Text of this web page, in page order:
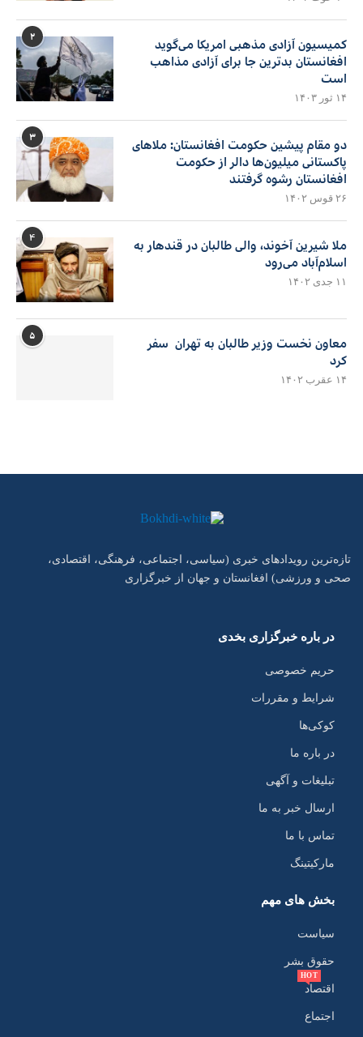
۲
کمیسیون آزادی مذهبی امریکا می‌گوید
افغانستان بدترین جا برای آزادی مذاهب
است
۱۴ ثور ۱۴۰۳
۳
دو مقام پیشین حکومت افغانستان: ملاهای
پاکستانی میلیون‌ها دالر از حکومت
افغانستان رشوه گرفتند
۲۶ قوس ۱۴۰۲
۴
ملا شیرین آخوند، والی طالبان در قندهار به
اسلام‌آباد می‌رود
۱۱ جدی ۱۴۰۲
۵
معاون نخست وزیر طالبان به تهران سفر
کرد
۱۴ عقرب ۱۴۰۲
تازه‌ترین رویدادهای خبری (سیاسی، اجتماعی، فرهنگی، اقتصادی،
صحی و ورزشی) افغانستان و جهان از خبرگزاری
در باره خبرگزاری بخدی
حریم خصوصی
شرایط و مقررات
کوکی‌ها
در باره ما
تبلیغات و آگهی
ارسال خبر به ما
تماس با ما
مارکیتینگ
بخش های مهم
سیاست
حقوق بشر
اقتصاد
HOT
اجتماع